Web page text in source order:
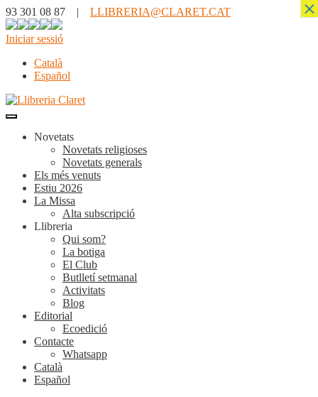
93 301 08 87 | LLIBRERIA@CLARET.CAT
Iniciar sessió
Català
Español
Novetats
Novetats religioses
Novetats generals
Els més venuts
Estiu 2026
La Missa
Alta subscripció
Llibreria
Qui som?
La botiga
El Club
Butlletí setmanal
Activitats
Blog
Editorial
Ecoedició
Contacte
Whatsapp
Català
Español
×